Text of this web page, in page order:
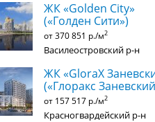
ЖК «Golden City»
(«Голден Сити»)
от 370 851 р./м2
Василеостровский р-н
ЖК «GloraX
(«Глоракс
от 157 517 р./м2
Красногвардейский р-н